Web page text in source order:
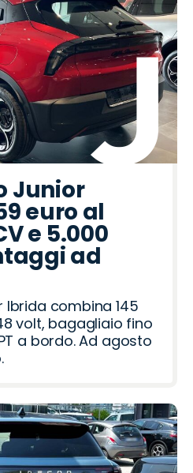
Junior
euro al
e 5.000
ad
Ibrida combina 145
volt, bagagliaio fino
a bordo. Ad agosto